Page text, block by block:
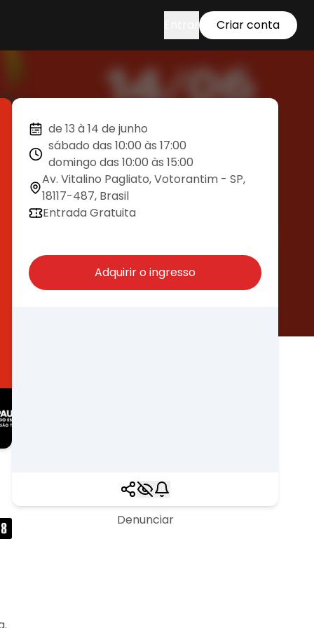
Criar conta
de 13 à 14 de junho
sábado das 10:00 às 17:00
domingo das 10:00 às 15:00
Av. Vitalino Pagliato, Votorantim - SP,
18117-487, Brasil
Entrada Gratuita
Adquirir o ingresso
Denunciar